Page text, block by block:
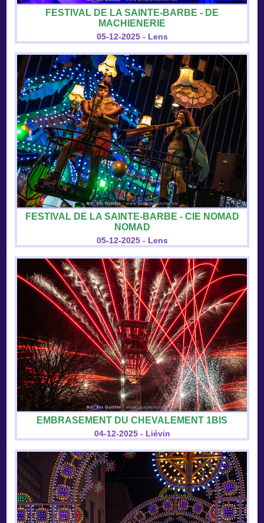
FESTIVAL DE LA SAINTE-BARBE - DE
MACHIENERIE
05-12-2025 - Lens
FESTIVAL DE LA SAINTE-BARBE - CIE NOMAD
NOMAD
05-12-2025 - Lens
EMBRASEMENT DU CHEVALEMENT 1BIS
04-12-2025 - Liévin